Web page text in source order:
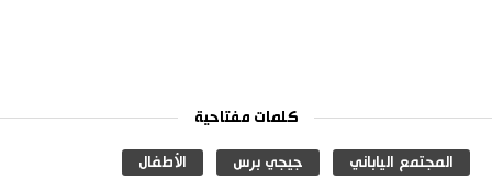
كلمات مفتاحية
المجتمع الياباني جيجي برس الأطفال